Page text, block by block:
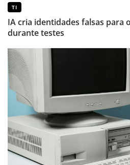
TI
IA cria identidades falsas para
durante testes